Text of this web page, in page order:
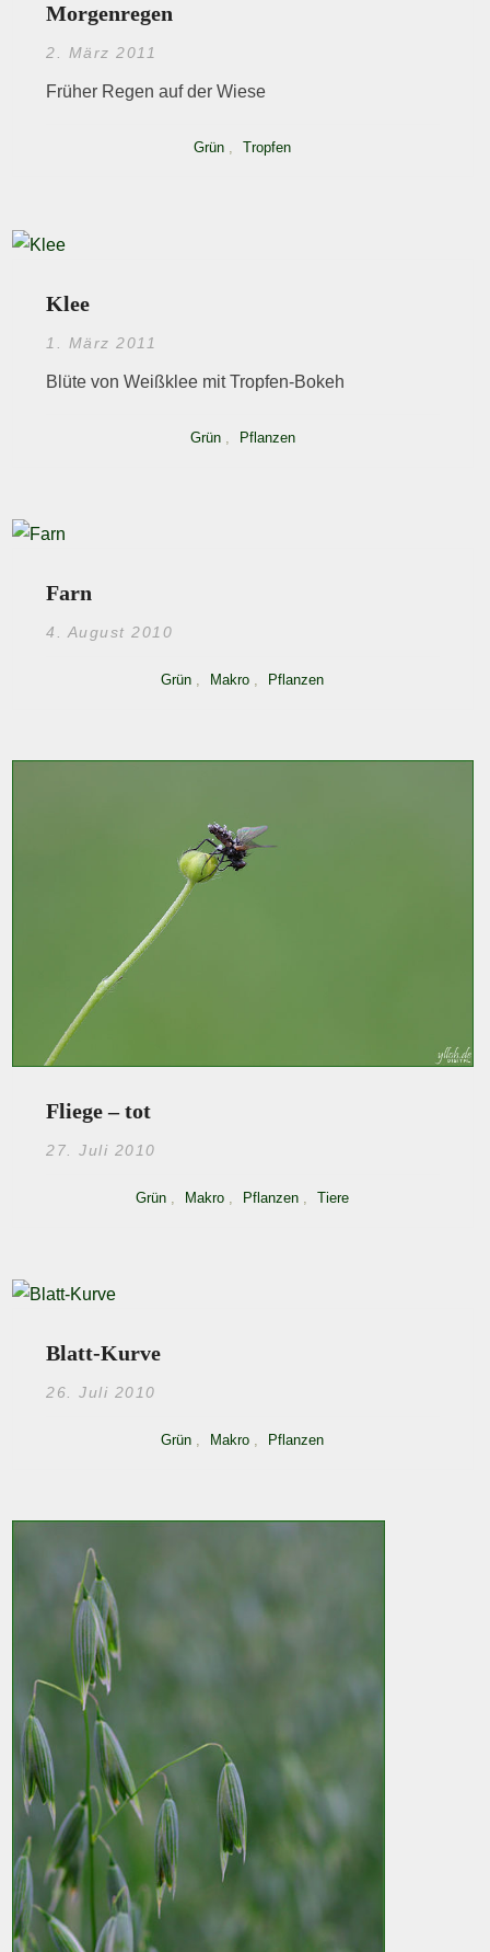
Morgenregen
2. März 2011
Früher Regen auf der Wiese
Grün , Tropfen
Klee
1. März 2011
Blüte von Weißklee mit Tropfen-Bokeh
Grün, Pflanzen
Farn
4. August 2010
Grün Makro Pflanzen
Fliege – tot
27. Juli 2010
Grün , Makro , Pflanzen , Tiere
Blatt-Kurve
26. Juli 2010
Grün , Makro , Pflanzen